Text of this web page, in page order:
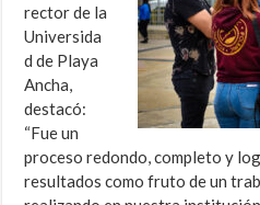
rector de la
Universida
d de Playa
Ancha,
destacó:
“Fue un
proceso redondo, completo y
resultados como fruto de un